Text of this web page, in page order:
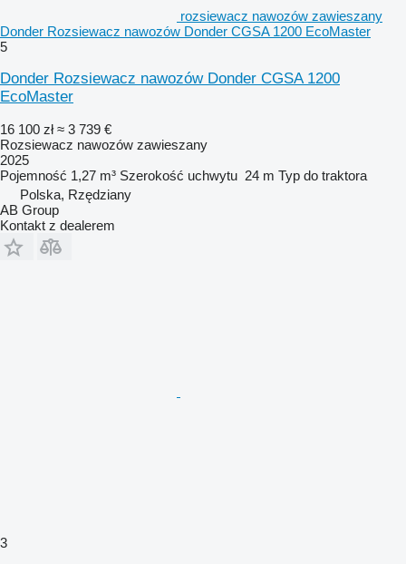
rozsiewacz nawozów zawieszany
Donder Rozsiewacz nawozów Donder CGSA 1200 EcoMaster
5
Donder Rozsiewacz nawozów Donder CGSA 1200
EcoMaster
16 100 zł ≈ 3 739 €
Rozsiewacz nawozów zawieszany
2025
Pojemność 1,27 m³ Szerokość uchwytu 24 m Typ do traktora
Polska, Rzędziany
AB Group
Kontakt z dealerem
3